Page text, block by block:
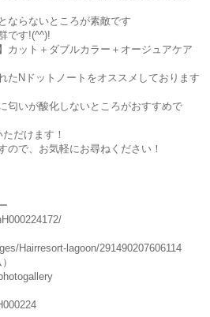
ならないところが素敵です
です!(^^)!
カット＋ダブルカラー＋オージュアケア
たNドットノートをオススメしております
匂いが酸化しないところがおすすめで
だけます！
ので、お気軽にお尋ねください！
Hairresort-lagoon/291490207606114